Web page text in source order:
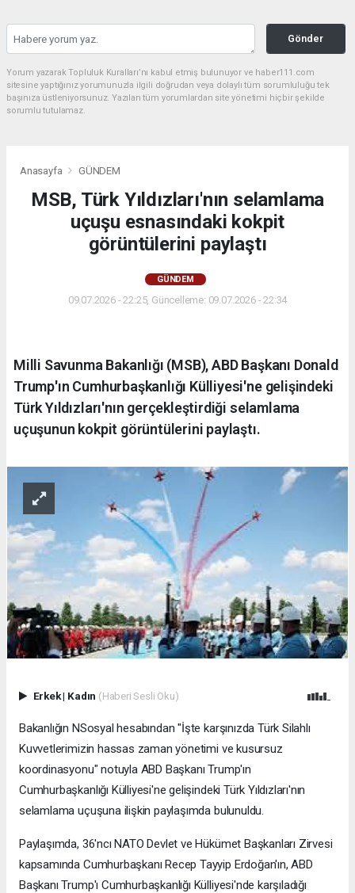
Gönder
Yorum yazarak Topluluk Kuralları’nı kabul etmiş bulunuyor ve haber111.com
sitesine yaptığınız yorumunuzla ilgili doğrudan veya dolaylı tüm sorumluluğu tek
başınıza üstleniyorsunuz. Yazılan tüm yorumlardan site yönetimi hiçbir şekilde
sorumlu tutulamaz.
Anasayfa GÜNDEM
MSB, Türk Yıldızları'nın selamlama
uçuşu esnasındaki kokpit
görüntülerini paylaştı
GÜNDEM
09.07.2026 - 22:25, Güncelleme: 09.07.2026 - 22:34
Milli Savunma Bakanlığı (MSB), ABD Başkanı Donald
Trump'ın Cumhurbaşkanlığı Külliyesi'ne gelişindeki
Türk Yıldızları'nın gerçekleştirdiği selamlama
uçuşunun kokpit görüntülerini paylaştı.
Erkek| Kadın (Haberi Sesli Oku)
Bakanlığın NSosyal hesabından "İşte karşınızda Türk Silahlı
Kuvvetlerimizin hassas zaman yönetimi ve kusursuz
koordinasyonu" notuyla ABD Başkanı Trump'ın
Cumhurbaşkanlığı Külliyesi'ne gelişindeki Türk Yıldızları'nın
selamlama uçuşuna ilişkin paylaşımda bulunuldu.
Paylaşımda, 36'ncı NATO Devlet ve Hükümet Başkanları Zirvesi
kapsamında Cumhurbaşkanı Recep Tayyip Erdoğan'ın, ABD
Başkanı Trump'ı Cumhurbaşkanlığı Külliyesi'nde karşıladığı